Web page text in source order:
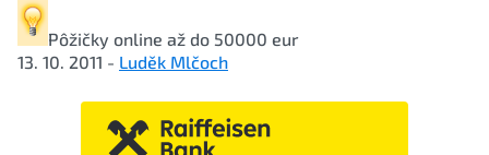
Pôžičky online až do 50000 eur
13. 10. 2011 - Luděk Mlčoch